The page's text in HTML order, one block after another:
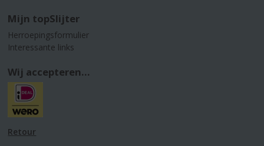
Mijn topSlijter
Herroepingsformulier
Interessante links
Wij accepteren...
Retour